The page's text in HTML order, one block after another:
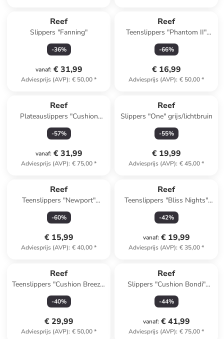
Reef
Slippers "Fanning"
-36%
vanaf: € 31,99
Adviesprijs (AVP): € 50,00*
Reef
Teenslippers "Phantom II"
zwart
-66%
€ 16,99
Adviesprijs (AVP): € 50,00*
Reef
Plateauslippers "Cushion
Vista" beige
-57%
vanaf: € 31,99
Adviesprijs (AVP): € 75,00*
Reef
Slippers "One" grijs/lichtbruin
-55%
€ 19,99
Adviesprijs (AVP): € 45,00*
Reef
Teenslippers "Newport"
lichtbruin
-60%
€ 15,99
Adviesprijs (AVP): € 40,00*
Reef
Teenslippers "Bliss Nights"
oranje
-42%
vanaf: € 19,99
Adviesprijs (AVP): € 35,00*
Reef
Teenslippers "Cushion Breeze"
lichtblauw
-40%
€ 29,99
Adviesprijs (AVP): € 50,00*
Reef
Slippers "Cushion Bondi"
zwart
-44%
vanaf: € 41,99
Adviesprijs (AVP): € 75,00*